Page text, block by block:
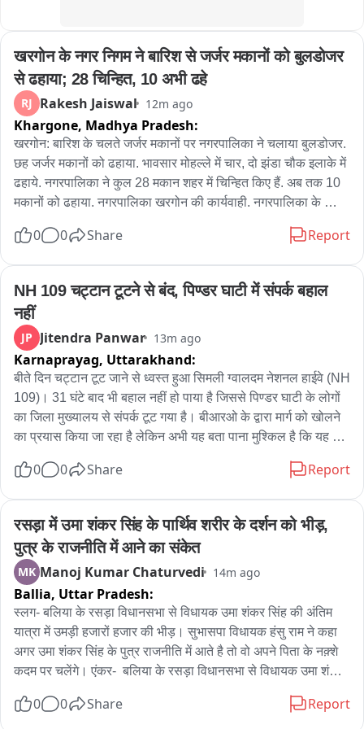
खरगोन के नगर निगम ने बारिश से जर्जर मकानों को बुलडोजर
से ढहाया; 28 चिन्हित, 10 अभी ढहे
RJ Rakesh Jaiswal 12m ago
Khargone, Madhya Pradesh:
खरगोन: बारिश के चलते जर्जर मकानों पर नगरपालिका ने चलाया बुलडोजर.
छह जर्जर मकानों को ढहाया. भावसार मोहल्ले में चार, दो झंडा चौक इलाके में
ढहाये. नगरपालिका ने कुल 28 मकान शहर में चिन्हित किए हैं. अब तक 10
मकानों को ढहाया. नगरपालिका खरगोन की कार्यवाही. नगरपालिका के
गए थे. सभी को आठ-आठ नोटिस दे दिए गए हैं. अब मकानों तोड़ने की
तोड़ दिए हैं. कुछ लोग खुद मकान, दुकानदार हटा रहे हैं. नहीं हटाए तो आगे भी
कार्यवाही जारी रहेगी. आज जेसीबी से हटाने मकान खरगोन के शिवडोला मार्ग
में भी आ रहे थे.
0 0 Share Report
NH 109 चट्टान टूटने से बंद, पिण्डर घाटी में संपर्क बहाल
नहीं
JP Jitendra Panwar 13m ago
Karnaprayag, Uttarakhand:
बीते दिन चट्टान टूट जाने से ध्वस्त हुआ सिमली ग्वालदम नेशनल हाईवे (NH
109)। 31 घंटे बाद भी बहाल नहीं हो पाया है जिससे पिण्डर घाटी के लोगों
का जिला मुख्यालय से संपर्क टूट गया है। बीआरओ के द्वारा मार्ग को खोलने
का प्रयास किया जा रहा है लेकिन अभी यह बता पाना मुश्किल है कि यह
जोखिम में डालकर पैदल ही आवाजाही करने को मजबूर हैं। चट्टान खिसकने
है। बताया जा रहा है कि आज शाम तक बिजली की व्यवस्था बहाल कर दी
जाएगी। इसके लिए बिजली विभाग के 18 कर्मचारी लाइन ठीक कर रहे हैं।
बताया जा रहा है कि इस आपदा में बिजली विभाग को 10 से 12 लाख का
नुकसान हुआ है。
0 0 Share Report
रसड़ा में उमा शंकर सिंह के पार्थिव शरीर के दर्शन को भीड़,
पुत्र के राजनीति में आने का संकेत
MK Manoj Kumar Chaturvedi 14m ago
Ballia, Uttar Pradesh:
स्लग- बलिया के रसड़ा विधानसभा से विधायक उमा शंकर सिंह की अंतिम
यात्रा में उमड़ी हजारों हजार की भीड़। सुभासपा विधायक हंसु राम ने कहा
अगर उमा शंकर सिंह के पुत्र राजनीति में आते है तो वो अपने पिता के नक़्शे
कदम पर चलेंगे। एंकर-  बलिया के रसड़ा विधानसभा से विधायक उमा शंकर
अंतिम-final दर्शन के लिए उनके चाहने वालों की भीड़ लगी हुई है। हर कोई
0 0 Share Report